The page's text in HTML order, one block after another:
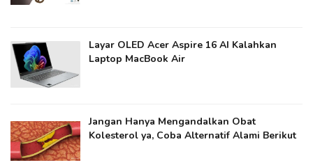
Layar OLED Acer Aspire 16 AI Kalahkan
Laptop MacBook Air
Jangan Hanya Mengandalkan Obat
Kolesterol ya​, Coba Alternatif Alami Berikut